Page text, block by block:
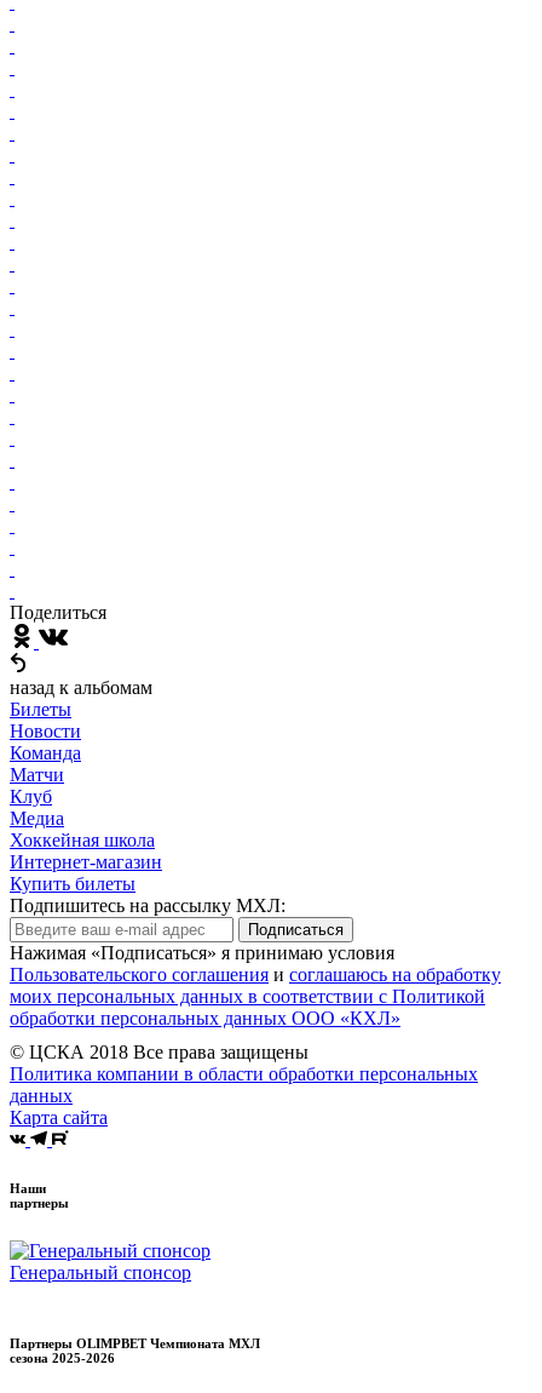
Поделиться
назад к альбомам
Билеты
Новости
Команда
Матчи
Клуб
Медиа
Хоккейная школа
Интернет-магазин
Купить билеты
Подпишитесь на рассылку МХЛ:
Подписаться
Нажимая «Подписаться» я принимаю условия
Пользовательского соглашения и соглашаюсь на обработку
моих персональных данных в соответствии с Политикой
обработки персональных данных ООО «КХЛ»
© ЦСКА 2018 Все права защищены
Политика компании в области обработки персональных
данных
Карта сайта
Наши
партнеры
Генеральный спонсор
Партнеры OLIMPBET Чемпионата МХЛ
сезона 2025-2026